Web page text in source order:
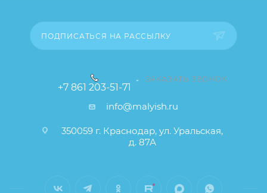
заказа остаются без изменений.
ПОДПИСАТЬСЯ НА РАССЫЛКУ
+7 861 203-51-71
ЗАКАЗАТЬ ЗВОНОК
info@malyish.ru
350059 г. Краснодар, ул. Уральская,
д. 87А